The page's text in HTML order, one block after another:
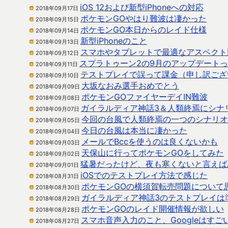
2018年09月17日 iOS 12および新型iPhoneへの対応
2018年09月15日 ポケモンGOやはり難波は凄かった
2018年09月14日 ポケモンGO本日からのレイド仕様
2018年09月13日 新型iPhoneのこと
2018年09月12日 スマホやタブレットで最適なアスペク
2018年09月11日 スプラトゥーン2の9月のアップデート
2018年09月10日 テストプレイで誤って課金（申し訳ござ
2018年09月09日 大坂なおみ選手おめでとう
2018年09月08日 ポケモンGOファイヤーデイIN難波
2018年09月07日 ガイラルディア神話3＆人類終焉にシナ
2018年09月05日 今回の台風で人類終焉の一つのシナリ
2018年09月04日 今日の台風は本当に凄かった
2018年09月03日 メールでBccを使うのは良くないかも
2018年09月02日 天保山に行ってポケモンGOをしてみた
2018年09月01日 猛暑だったけど、夜も寒くないと言えば
2018年08月31日 iOSでのテストプレイ方法で感じた
2018年08月30日 ポケモンGOの横須賀転売問題について
2018年08月29日 ガイラルディア神話3のテストプレイは
2018年08月28日 ポケモンGOのレイド開催情報が欲しい
2018年08月27日 スマホ音声入力のこと、Googleはすご